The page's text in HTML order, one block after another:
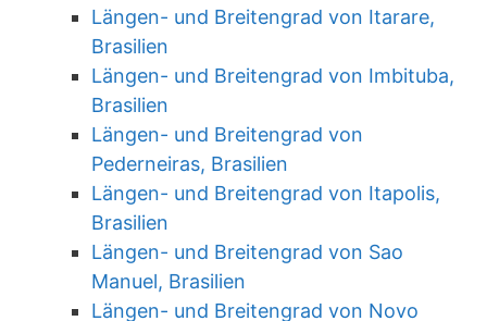
Längen- und Breitengrad von Itarare,
Brasilien
Längen- und Breitengrad von Imbituba,
Brasilien
Längen- und Breitengrad von
Pederneiras, Brasilien
Längen- und Breitengrad von Itapolis,
Brasilien
Längen- und Breitengrad von Sao
Manuel, Brasilien
Längen- und Breitengrad von Novo